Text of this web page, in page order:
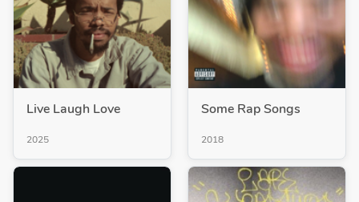
Live Laugh Love
2025
Some Rap Songs
2018